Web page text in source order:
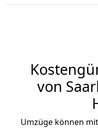
von
Umzüge können